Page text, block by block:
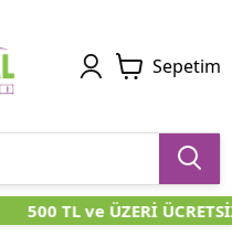
Sepetim
500 TL ve ÜZERİ